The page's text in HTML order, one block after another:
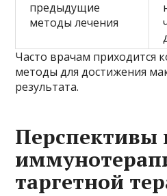
предыдущие
методы лечения
Часто врачам приходится
методы для достижения
результата.
Перспективы
таргетной